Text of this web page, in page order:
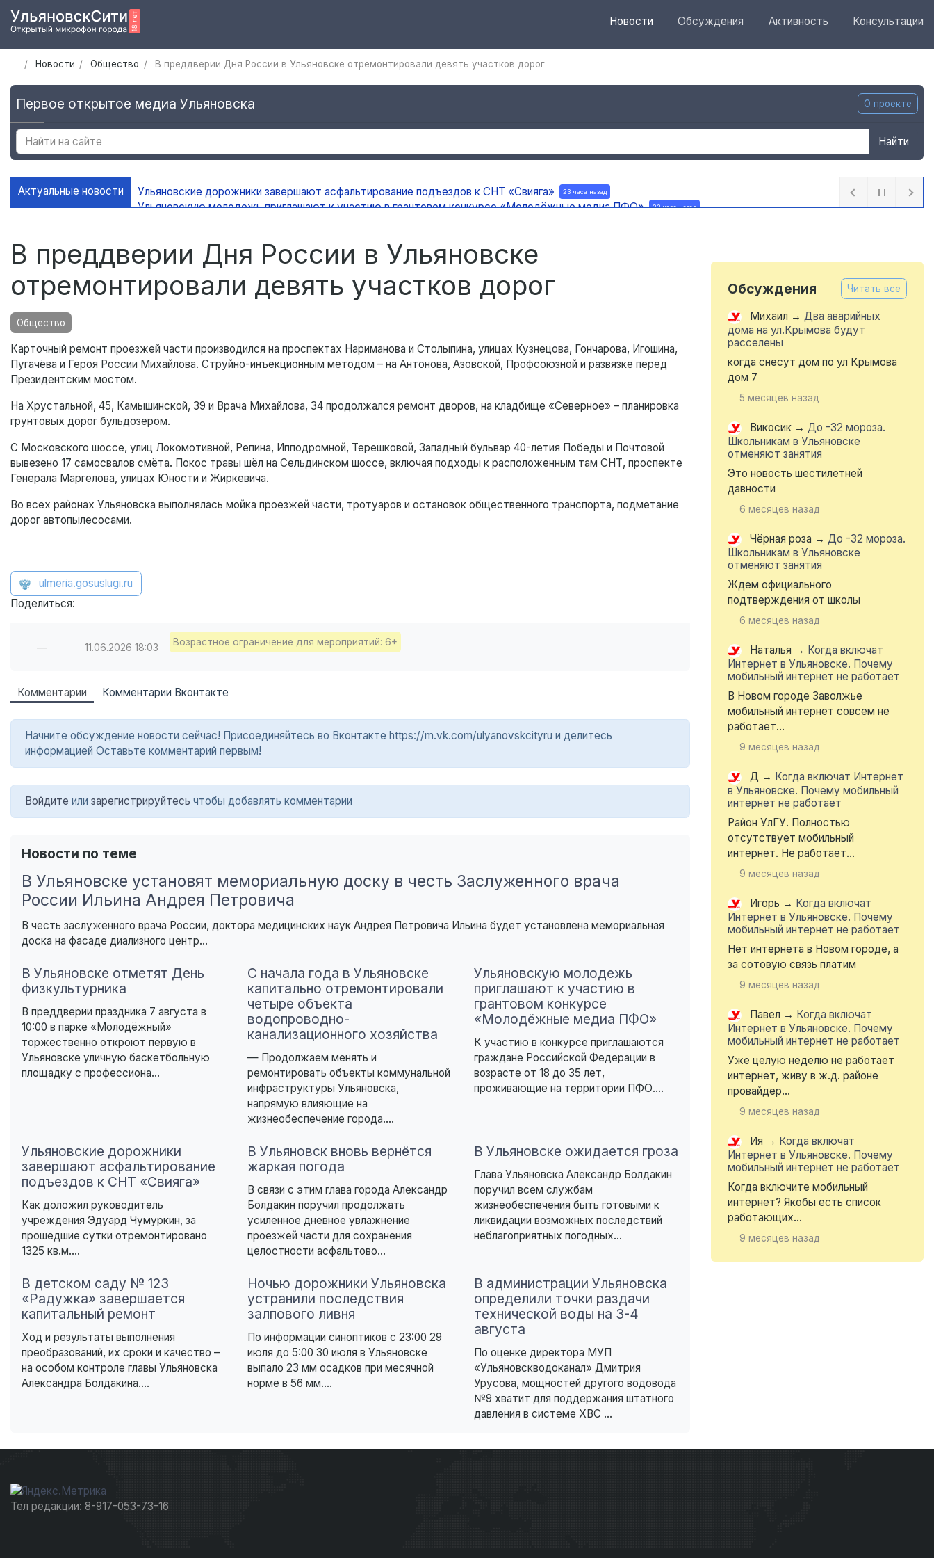
Новости Обсуждения Активность Консультации
Новости Общество В преддверии Дня России в Ульяновске отремонтировали девять участков дорог
Первое открытое медиа Ульяновска О проекте
Найти
Актуальные новости Ульяновские дорожники завершают асфальтирование подъездов к СНТ «Свияга» 23 часа назад
Ульяновскую молодежь приглашают к участию в грантовом конкурсе «Молодёжные медиа ПФО» 23 часа назад
В преддверии Дня России в Ульяновске
отремонтировали девять участков дорог
Общество
Карточный ремонт проезжей части производился на проспектах Нариманова и Столыпина, улицах Кузнецова, Гончарова, Игошина,
Пугачёва и Героя России Михайлова. Струйно-инъекционным методом – на Антонова, Азовской, Профсоюзной и развязке перед
Президентским мостом.
На Хрустальной, 45, Камышинской, 39 и Врача Михайлова, 34 продолжался ремонт дворов, на кладбище «Северное» – планировка
грунтовых дорог бульдозером.
С Московского шоссе, улиц Локомотивной, Репина, Ипподромной, Терешковой, Западный бульвар 40-летия Победы и Почтовой
вывезено 17 самосвалов смёта. Покос травы шёл на Сельдинском шоссе, включая подходы к расположенным там СНТ, проспекте
Генерала Маргелова, улицах Юности и Жиркевича.
Во всех районах Ульяновска выполнялась мойка проезжей части, тротуаров и остановок общественного транспорта, подметание
дорог автопылесосами.
ulmeria.gosuslugi.ru
Поделиться:
— 11.06.2026 18:03 Возрастное ограничение для мероприятий: 6+
Комментарии Комментарии Вконтакте
Начните обсуждение новости сейчас! Присоединяйтесь во Вконтакте https://m.vk.com/ulyanovskcityru и делитесь
информацией Оставьте комментарий первым!
Войдите или зарегистрируйтесь чтобы добавлять комментарии
Новости по теме
В Ульяновске установят мемориальную доску в честь Заслуженного врача
России Ильина Андрея Петровича
В честь заслуженного врача России, доктора медицинских наук Андрея Петровича Ильина будет установлена мемориальная
доска на фасаде диализного центр...
В Ульяновске отметят День
физкультурника
В преддверии праздника 7 августа в
10:00 в парке «Молодёжный»
торжественно откроют первую в
Ульяновске уличную баскетбольную
площадку с профессиона...
С начала года в Ульяновске
капитально отремонтировали
четыре объекта
водопроводно-
канализационного хозяйства
— Продолжаем менять и
ремонтировать объекты коммунальной
инфраструктуры Ульяновска,
напрямую влияющие на
жизнеобеспечение города....
Ульяновскую молодежь
приглашают к участию в
грантовом конкурсе
«Молодёжные медиа ПФО»
К участию в конкурсе приглашаются
граждане Российской Федерации в
возрасте от 18 до 35 лет,
проживающие на территории ПФО....
Ульяновские дорожники
завершают асфальтирование
подъездов к СНТ «Свияга»
Как доложил руководитель
учреждения Эдуард Чумуркин, за
прошедшие сутки отремонтировано
1325 кв.м....
В Ульяновск вновь вернётся
жаркая погода
В связи с этим глава города Александр
Болдакин поручил продолжать
усиленное дневное увлажнение
проезжей части для сохранения
целостности асфальтово...
В Ульяновске ожидается гроза
Глава Ульяновска Александр Болдакин
поручил всем службам
жизнеобеспечения быть готовыми к
ликвидации возможных последствий
неблагоприятных погодных...
В детском саду № 123
«Радужка» завершается
капитальный ремонт
Ход и результаты выполнения
преобразований, их сроки и качество –
на особом контроле главы Ульяновска
Александра Болдакина....
Ночью дорожники Ульяновска
устранили последствия
залпового ливня
По информации синоптиков с 23:00 29
июля до 5:00 30 июля в Ульяновске
выпало 23 мм осадков при месячной
норме в 56 мм....
В администрации Ульяновска
определили точки раздачи
технической воды на 3-4
августа
По оценке директора МУП
«Ульяновскводоканал» Дмитрия
Урусова, мощностей другого водовода
№9 хватит для поддержания штатного
давления в системе ХВС ...
Обсуждения Читать все
Михаил → Два аварийных
дома на ул.Крымова будут
расселены
когда снесут дом по ул Крымова
дом 7
5 месяцев назад
Викосик → До -32 мороза.
Школьникам в Ульяновске
отменяют занятия
Это новость шестилетней
давности
6 месяцев назад
Чёрная роза → До -32 мороза.
Школьникам в Ульяновске
отменяют занятия
Ждем официального
подтверждения от школы
6 месяцев назад
Наталья → Когда включат
Интернет в Ульяновске. Почему
мобильный интернет не работает
В Новом городе Заволжье
мобильный интернет совсем не
работает...
9 месяцев назад
Д → Когда включат Интернет
в Ульяновске. Почему мобильный
интернет не работает
Район УлГУ. Полностью
отсутствует мобильный
интернет. Не работает...
9 месяцев назад
Игорь → Когда включат
Интернет в Ульяновске. Почему
мобильный интернет не работает
Нет интернета в Новом городе, а
за сотовую связь платим
9 месяцев назад
Павел → Когда включат
Интернет в Ульяновске. Почему
мобильный интернет не работает
Уже целую неделю не работает
интернет, живу в ж.д. районе
провайдер...
9 месяцев назад
Ия → Когда включат
Интернет в Ульяновске. Почему
мобильный интернет не работает
Когда включите мобильный
интернет? Якобы есть список
работающих...
9 месяцев назад
Тел редакции: 8-917-053-73-16